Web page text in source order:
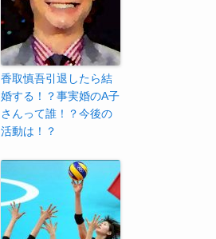
香取慎吾引退したら結
婚する！？事実婚のA子
さんって誰！？今後の
活動は！？